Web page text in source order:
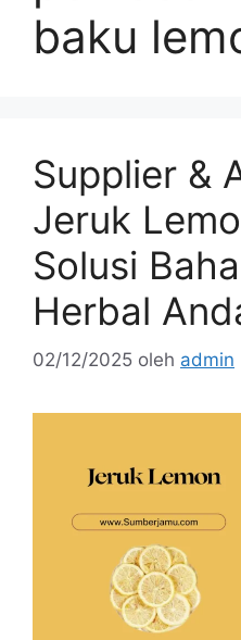
baku
Supplier &
Jeruk
Solusi
Herbal
02/12/2025 oleh admin